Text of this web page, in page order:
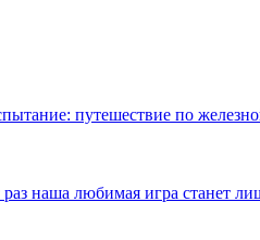
путешествие по
наша любимая игра станет